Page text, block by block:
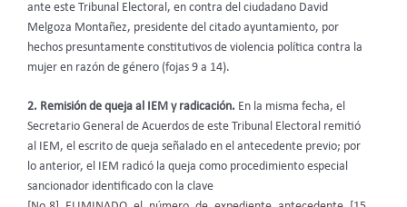
ante este Tribunal Electoral, en contra del ciudadano David
Melgoza Montañez, presidente del citado ayuntamiento, por
hechos presuntamente constitutivos de violencia política contra la
mujer en razón de género (fojas 9 a 14).
2. Remisión de queja al IEM y radicación. En la misma fecha, el
Secretario General de Acuerdos de este Tribunal Electoral remitió
al IEM, el escrito de queja señalado en el antecedente previo; por
lo anterior, el IEM radicó la queja como procedimiento especial
sancionador identificado con la clave